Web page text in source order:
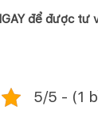
để được tư
5/5 - (1